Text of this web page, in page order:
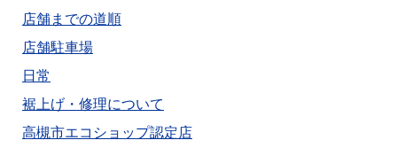
店舗までの道順
店舗駐車場
日常
裾上げ・修理について
高槻市エコショップ認定店